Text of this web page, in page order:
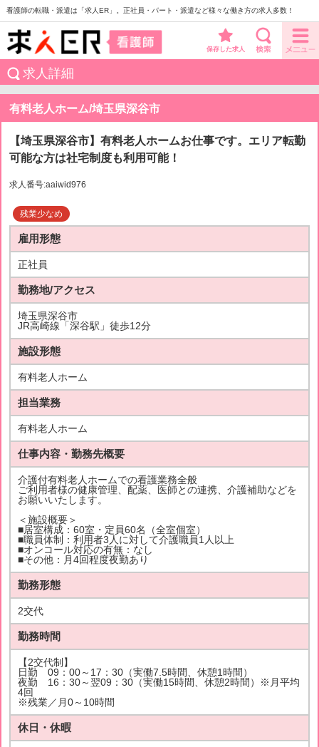
看護師の転職・派遣は「求人ER」。正社員・パート・派遣など様々な働き方の求人多数！
保存した求人
求人詳細
有料老人ホーム/埼玉県深谷市
【埼玉県深谷市】有料老人ホームお仕事です。エリア転勤
可能な方は社宅制度も利用可能！
求人番号:aaiwid976
残業少なめ
雇用形態
正社員
勤務地/アクセス
埼玉県深谷市
JR高崎線「深谷駅」徒歩12分
施設形態
有料老人ホーム
担当業務
有料老人ホーム
仕事内容・勤務先概要
介護付有料老人ホームでの看護業務全般
ご利用者様の健康管理、配薬、医師との連携、介護補助などを
お願いいたします。
＜施設概要＞
■居室構成：60室・定員60名（全室個室）
■職員体制：利用者3人に対して介護職員1人以上
■オンコール対応の有無：なし
■その他：月4回程度夜勤あり
勤務形態
2交代
勤務時間
【2交代制】
日勤 09：00～17：30（実働7.5時間、休憩1時間）
夜勤 16：30～翌09：30（実働15時間、休憩2時間）※月平均
4回
※残業／月0～10時間
休日・休暇